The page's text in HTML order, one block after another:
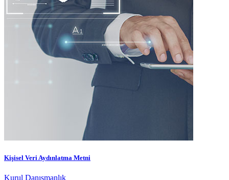
Kişisel Veri Aydınlatma Metni
Kurul Danışmanlık